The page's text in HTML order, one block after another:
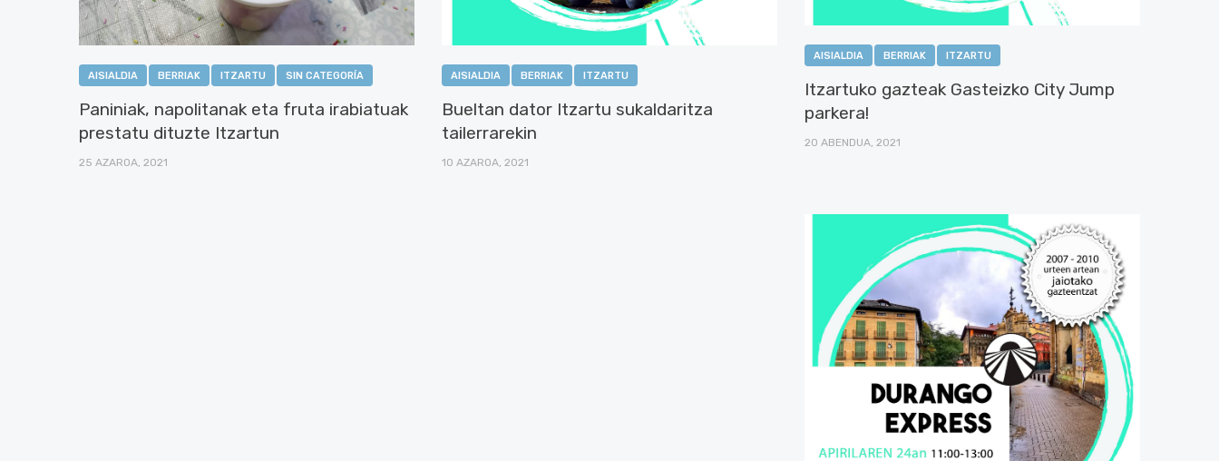
AISIALDIA BERRIAK ITZARTU
Itzartuko gazteak Gasteizko City Jump
parkera!
20 ABENDUA, 2021
AISIALDIA BERRIAK ITZARTU SIN CATEGORÍA
Paniniak, napolitanak eta fruta irabiatuak
prestatu dituzte Itzartun
25 AZAROA, 2021
AISIALDIA BERRIAK ITZARTU
Bueltan dator Itzartu sukaldaritza
tailerrarekin
10 AZAROA, 2021